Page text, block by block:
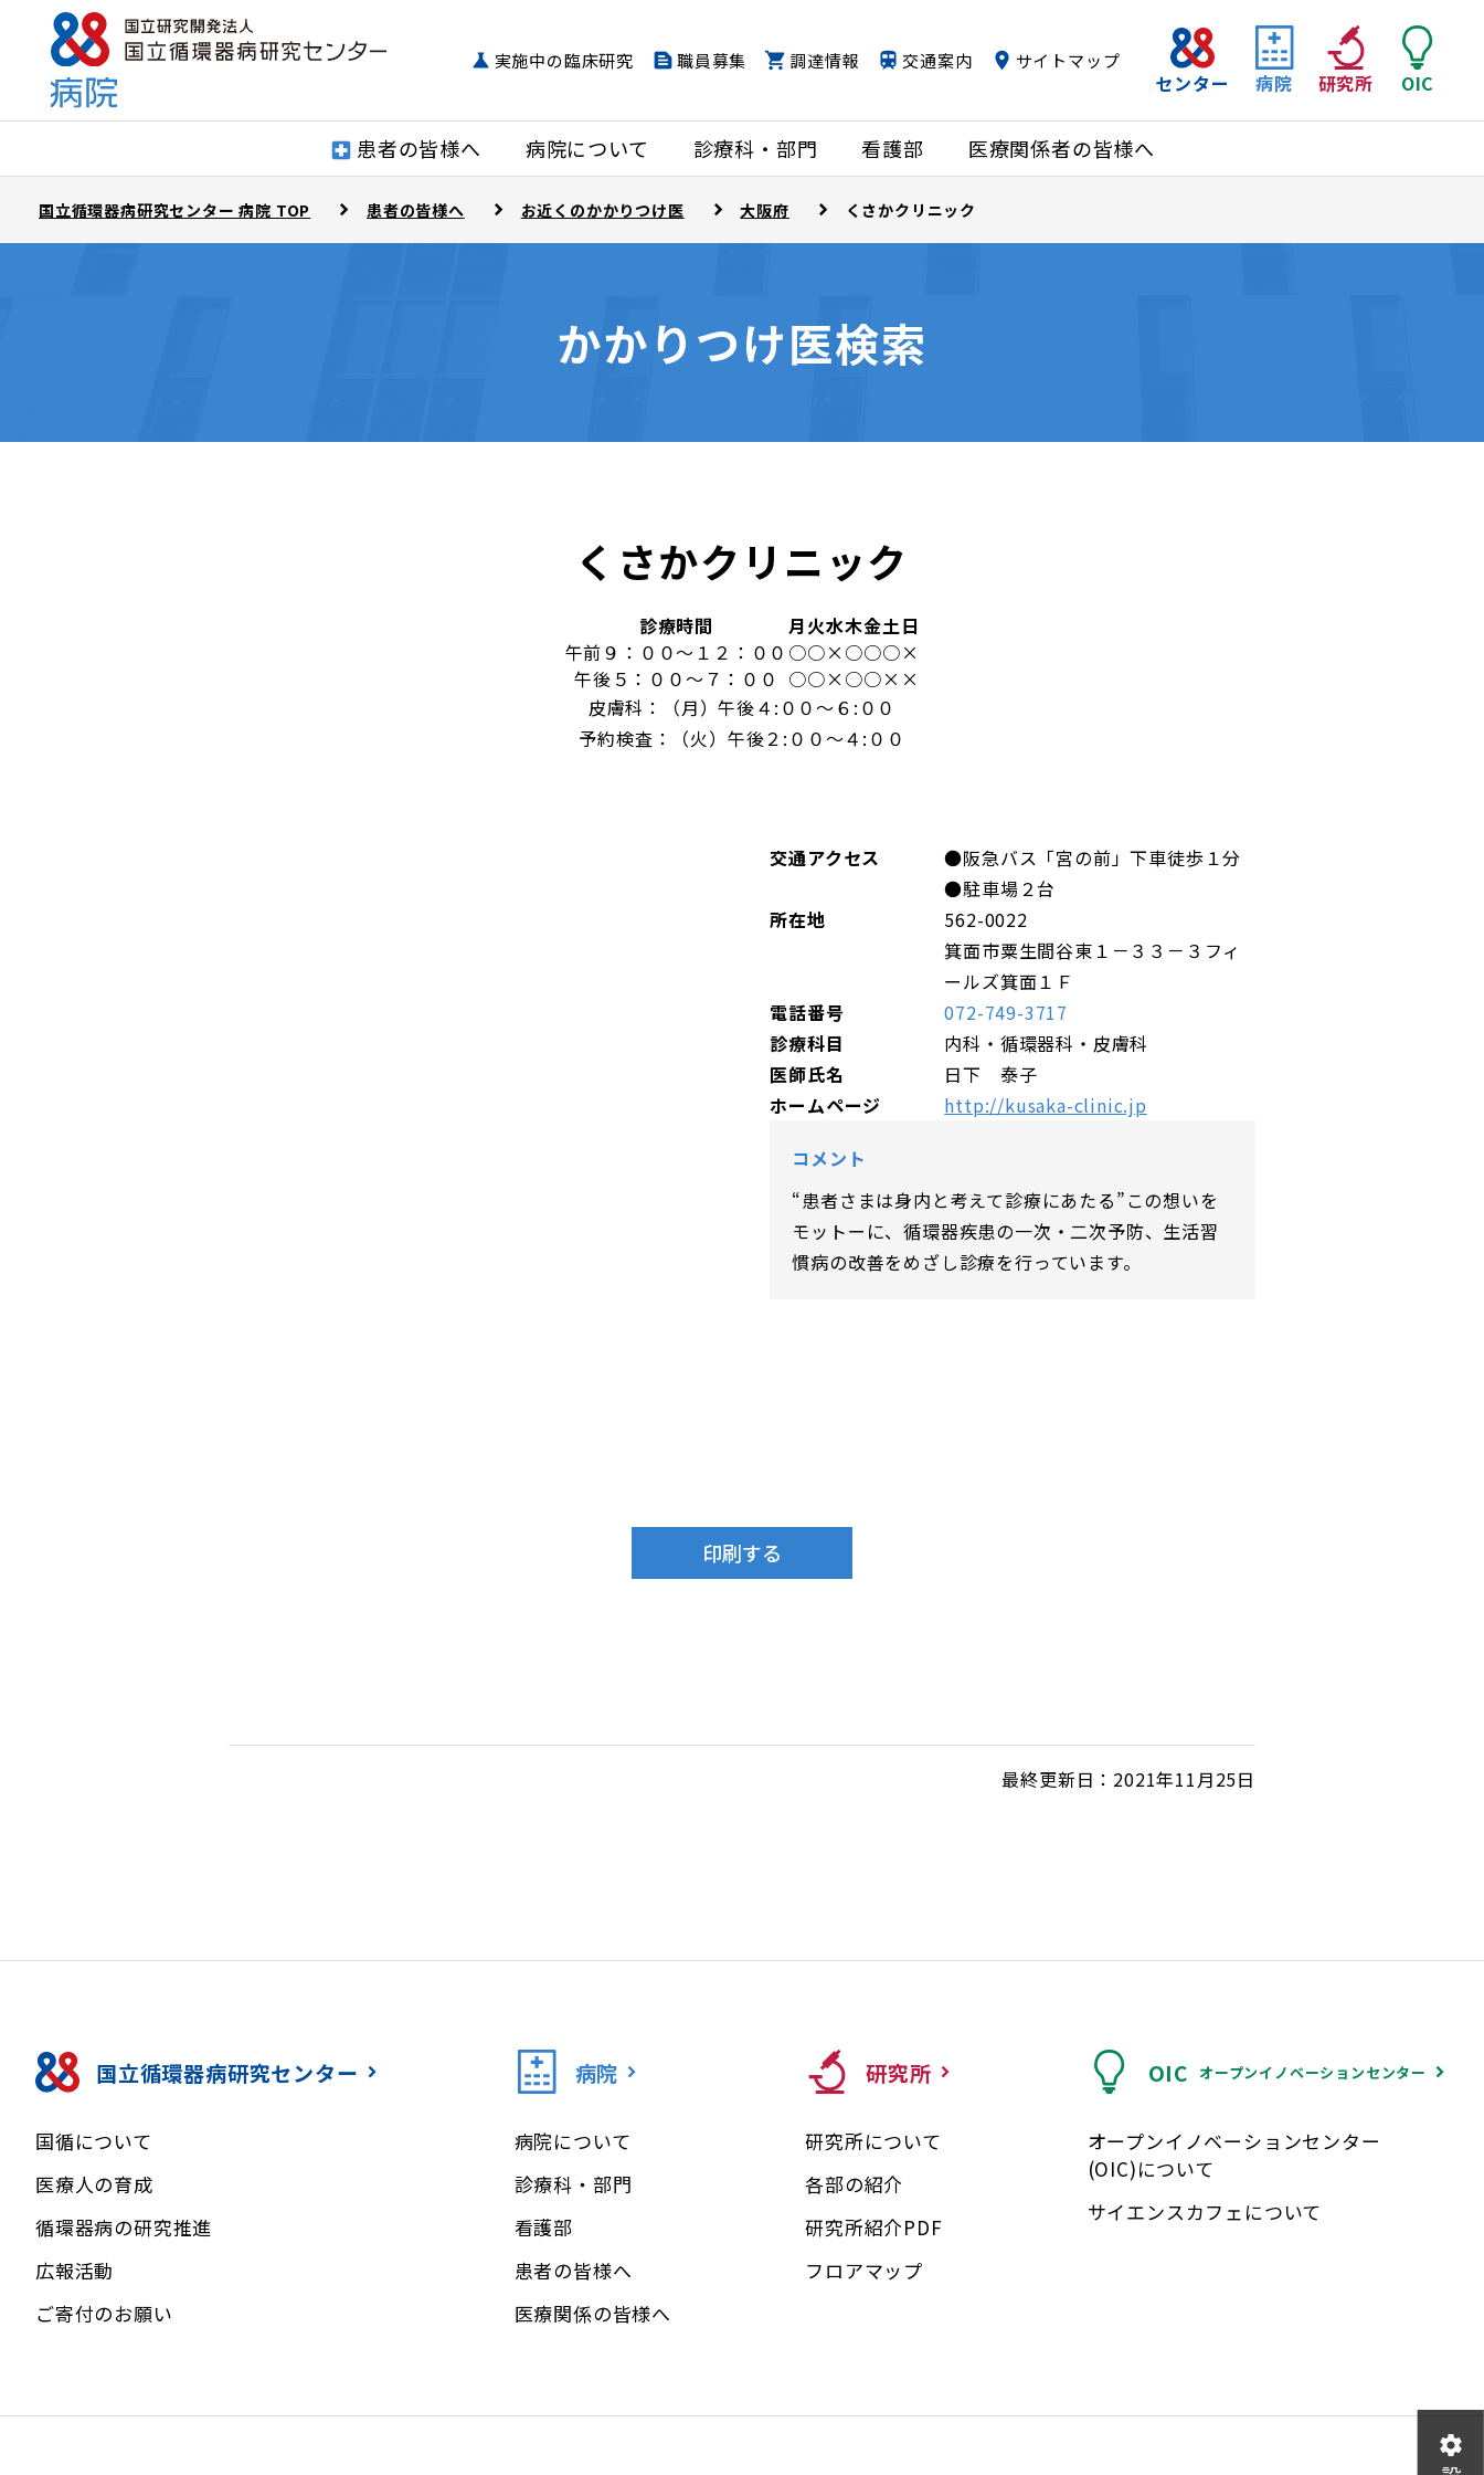
患者の皆様へ 病院について 診療科・部門 看護部 医療関係者の皆様へ
センター 病院 研究所 OIC
実施中の臨床研究 職員募集 調達情報 交通案内 サイトマップ
国立循環器病研究センター 病院 TOP 患者の皆様へ お近くのかかりつけ医 大阪府 くさかクリニック
かかりつけ医検索
くさかクリニック
診療時間 月火水木金土日
午前９：００～１２：００ ○○× ○○○×
午後５：００～７：００ ○○× ○○× ×
皮膚科：（月）午後４:００～６:００
予約検査：（火）午後２:００～４:００
交通アクセス
●阪急バス「宮の前」下車徒歩１分
●駐車場２台
所在地
562-0022
箕面市粟生間谷東１－３３－３フィ
ールズ箕面１Ｆ
電話番号
072-749-3717
診療科目
内科・循環器科・皮膚科
医師氏名
日下 泰子
ホームページ
http://kusaka-clinic.jp
コメント
“患者さまは身内と考えて診療にあたる”この想いを
モットーに、循環器疾患の一次・二次予防、生活習
慣病の改善をめざし診療を行っています。
最終更新日：2021年11月25日
国立循環器病研究センター
国循について
医療人の育成
循環器病の研究推進
広報活動
ご寄付のお願い
病院
病院について
診療科・部門
看護部
患者の皆様へ
医療関係の皆様へ
研究所
研究所について
各部の紹介
研究所紹介PDF
フロアマップ
OIC オープンイノベーションセンター
オープンイノベーションセンター
(OIC)について
サイエンスカフェについて